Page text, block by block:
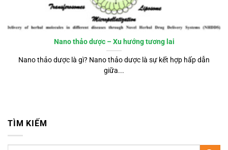
Nano thảo dược – Xu hướng tương lai
Nano thảo dược là gì? Nano thảo dược là sự kết hợp hấp dẫn
giữa...
TÌM KIẾM